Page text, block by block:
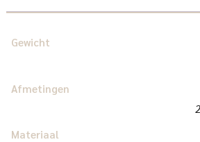
Gewicht
Afmetingen
Materiaal